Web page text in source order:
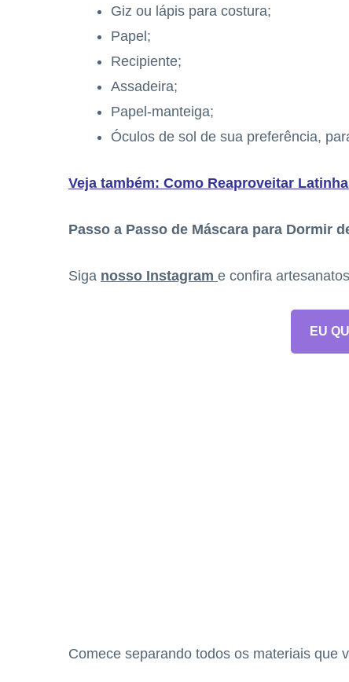
Giz ou lápis para costura;
Papel;
Recipiente;
Assadeira;
Papel-manteiga;
Óculos de sol de sua preferência,
Veja também: Como Reaproveitar
Passo a Passo de Máscara para Dormir
Siga nosso Instagram e confira
EU
Comece separando todos os materiais que